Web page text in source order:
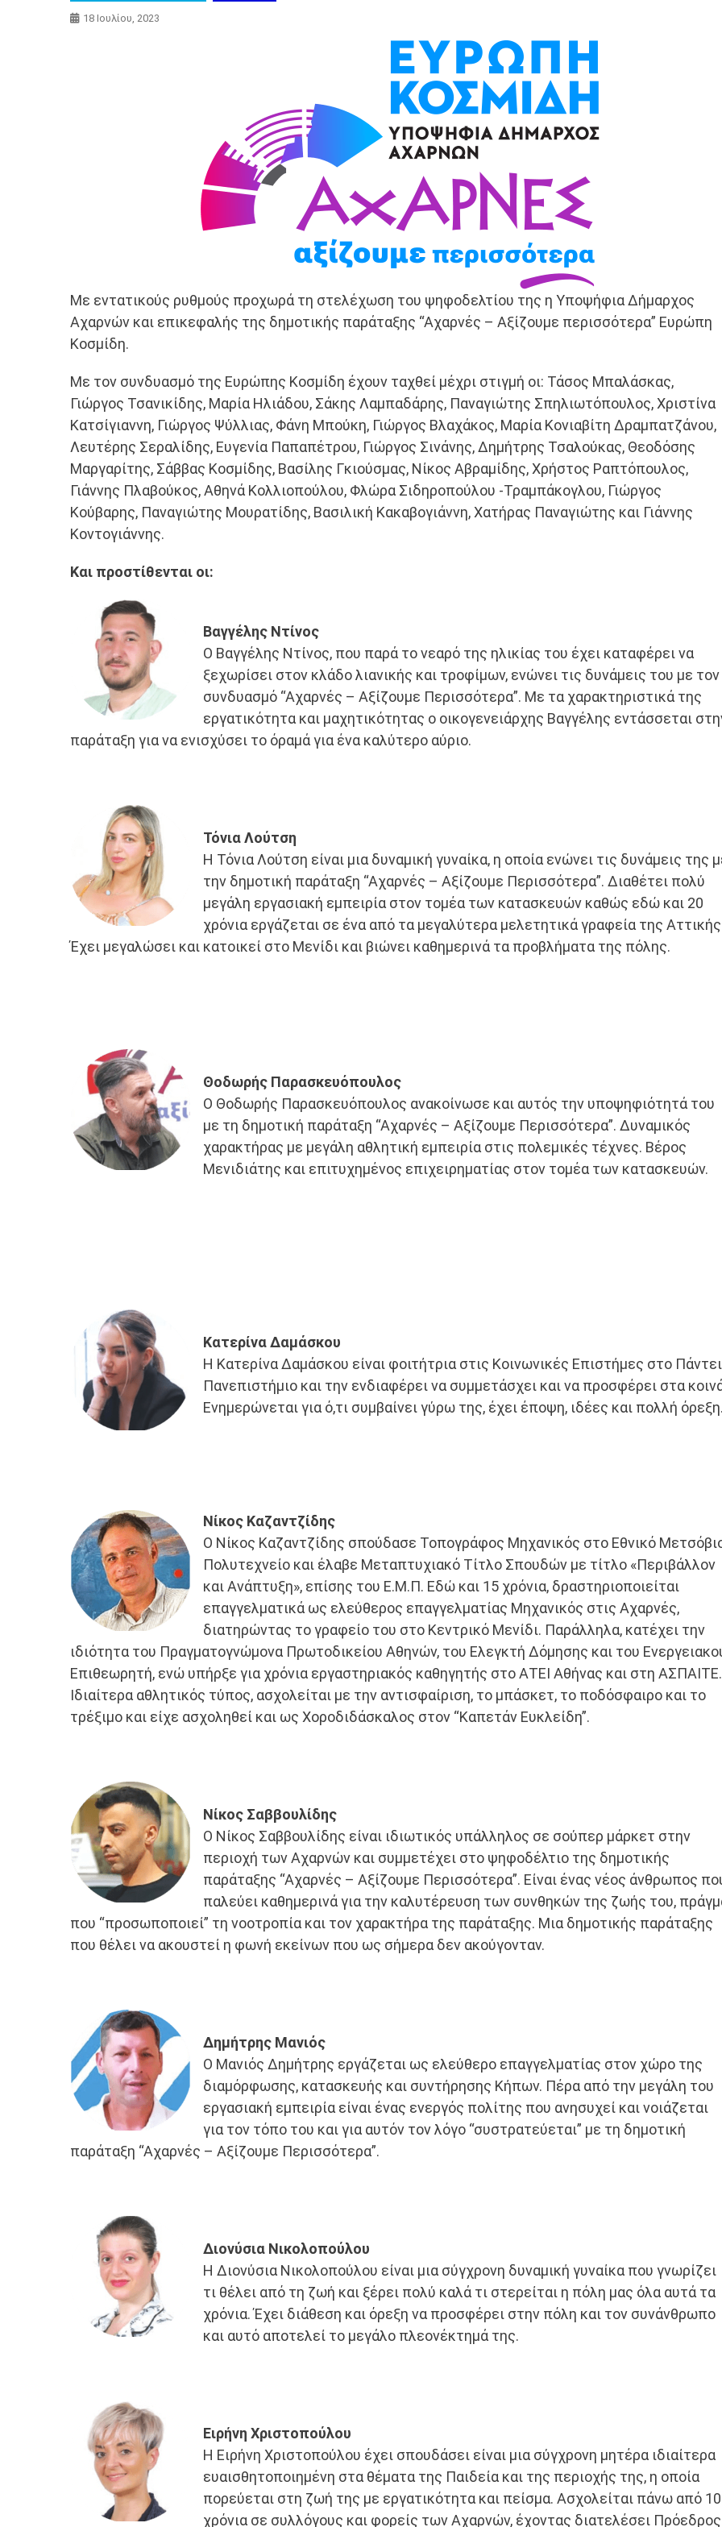
18 Ιουλίου, 2023
Με εντατικούς ρυθμούς προχωρά τη στελέχωση του ψηφοδελτίου της η Υποψήφια Δήμαρχος
Αχαρνών και επικεφαλής της δημοτικής παράταξης “Αχαρνές – Αξίζουμε περισσότερα” Ευρώπη
Κοσμίδη.
Με τον συνδυασμό της Ευρώπης Κοσμίδη έχουν ταχθεί μέχρι στιγμή οι: Τάσος Μπαλάσκας,
Γιώργος Τσανικίδης, Μαρία Ηλιάδου, Σάκης Λαμπαδάρης, Παναγιώτης Σπηλιωτόπουλος, Χριστίνα
Κατσίγιαννη, Γιώργος Ψύλλιας, Φάνη Μπούκη, Γιώργος Βλαχάκος, Μαρία Κονιαβίτη ∆ραμπατζάνου,
Λευτέρης Σεραλίδης, Ευγενία Παπαπέτρου, Γιώργος Σινάνης, ∆ημήτρης Τσαλούκας, Θεοδόσης
Μαργαρίτης, Σάββας Κοσμίδης, Βασίλης Γκιούσμας, Νίκος Αβραμίδης, Χρήστος Ραπτόπουλος,
Γιάννης Πλαβούκος, Αθηνά Κολλιοπούλου, Φλώρα Σιδηροπούλου -Τραμπάκογλου, Γιώργος
Κούβαρης, Παναγιώτης Μουρατίδης, Βασιλική Κακαβογιάννη, Χατήρας Παναγιώτης και Γιάννης
Κοντογιάννης.
Και προστίθενται οι:
Βαγγέλης Ντίνος
O Βαγγέλης Ντίνος, που παρά το νεαρό της ηλικίας του έχει καταφέρει να
ξεχωρίσει στον κλάδο λιανικής και τροφίμων, ενώνει τις δυνάμεις του με τον
συνδυασμό “Αχαρνές – Αξίζουμε Περισσότερα”. Με τα χαρακτηριστικά της
εργατικότητα και μαχητικότητας ο οικογενειάρχης Βαγγέλης εντάσσεται
παράταξη για να ενισχύσει το όραμά για ένα καλύτερο αύριο.
Τόνια Λούτση
Η Τόνια Λούτση είναι μια δυναμική γυναίκα, η οποία ενώνει τις δυνάμεις της
την δημοτική παράταξη “Αχαρνές – Αξίζουμε Περισσότερα”. Διαθέτει πολύ
μεγάλη εργασιακή εμπειρία στον τομέα των κατασκευών καθώς εδώ και 20
χρόνια εργάζεται σε ένα από τα μεγαλύτερα μελετητικά γραφεία της
Έχει μεγαλώσει και κατοικεί στο Μενίδι και βιώνει καθημερινά τα προβλήματα της πόλης.
Θοδωρής Παρασκευόπουλος
Ο Θοδωρής Παρασκευόπουλος ανακοίνωσε και αυτός την υποψηφιότητά του
με τη δημοτική παράταξη “Αχαρνές – Αξίζουμε Περισσότερα”. Δυναμικός
χαρακτήρας με μεγάλη αθλητική εμπειρία στις πολεμικές τέχνες. Βέρος
Μενιδιάτης και επιτυχημένος επιχειρηματίας στον τομέα των κατασκευών.
Κατερίνα Δαμάσκου
Η Κατερίνα Δαμάσκου είναι φοιτήτρια στις Κοινωνικές Επιστήμες στο
Πανεπιστήμιο και την ενδιαφέρει να συμμετάσχει και να προσφέρει στα
Ενημερώνεται για ό,τι συμβαίνει γύρω της, έχει έποψη, ιδέες και πολλή
Νίκος Καζαντζίδης
Ο Νίκος Καζαντζίδης σπούδασε Τοπογράφος Μηχανικός στο Εθνικό
Πολυτεχνείο και έλαβε Μεταπτυχιακό Τίτλο Σπουδών με τίτλο «Περιβάλλον
και Ανάπτυξη», επίσης του Ε.Μ.Π. Εδώ και 15 χρόνια, δραστηριοποιείται
επαγγελματικά ως ελεύθερος επαγγελματίας Μηχανικός στις Αχαρνές,
διατηρώντας το γραφείο του στο Κεντρικό Μενίδι. Παράλληλα, κατέχει την
ιδιότητα του Πραγματογνώμονα Πρωτοδικείου Αθηνών, του Ελεγκτή Δόμησης και του
Επιθεωρητή, ενώ υπήρξε για χρόνια εργαστηριακός καθηγητής στο ΑΤΕΙ Αθήνας και στη ΑΣΠΑΙΤΕ.
Ιδιαίτερα αθλητικός τύπος, ασχολείται με την αντισφαίριση, το μπάσκετ, το ποδόσφαιρο και το
τρέξιμο και είχε ασχοληθεί και ως Χοροδιδάσκαλος στον “Καπετάν Ευκλείδη”.
Νίκος Σαββουλίδης
Ο Νίκος Σαββουλίδης είναι ιδιωτικός υπάλληλος σε σούπερ μάρκετ στην
περιοχή των Αχαρνών και συμμετέχει στο ψηφοδέλτιο της δημοτικής
παράταξης “Αχαρνές – Αξίζουμε Περισσότερα”. Είναι ένας νέος άνθρωπος
παλεύει καθημερινά για την καλυτέρευση των συνθηκών της ζωής του,
που “προσωποποιεί” τη νοοτροπία και τον χαρακτήρα της παράταξης. Μια δημοτικής παράταξης
που θέλει να ακουστεί η φωνή εκείνων που ως σήμερα δεν ακούγονταν.
Δημήτρης Μανιός
Ο Μανιός Δημήτρης εργάζεται ως ελεύθερο επαγγελματίας στον χώρο της
διαμόρφωσης, κατασκευής και συντήρησης Κήπων. Πέρα από την μεγάλη του
εργασιακή εμπειρία είναι ένας ενεργός πολίτης που ανησυχεί και νοιάζεται
για τον τόπο του και για αυτόν τον λόγο “συστρατεύεται” με τη δημοτική
παράταξη “Αχαρνές – Αξίζουμε Περισσότερα”.
Διονύσια Νικολοπούλου
Η Διονύσια Νικολοπούλου είναι μια σύγχρονη δυναμική γυναίκα που γνωρίζει
τι θέλει από τη ζωή και ξέρει πολύ καλά τι στερείται η πόλη μας όλα αυτά τα
χρόνια. Έχει διάθεση και όρεξη να προσφέρει στην πόλη και τον συνάνθρωπο
και αυτό αποτελεί το μεγάλο πλεονέκτημά της.
Ειρήνη Χριστοπούλου
Η Ειρήνη Χριστοπούλου έχει σπουδάσει είναι μια σύγχρονη μητέρα ιδιαίτερα
ευαισθητοποιημένη στα θέματα της Παιδεία και της περιοχής της, η οποία
πορεύεται στη ζωή της με εργατικότητα και πείσμα. Ασχολείται πάνω από 10
χρόνια σε συλλόγους και φορείς των Αχαρνών, έχοντας διατελέσει Πρόεδρος